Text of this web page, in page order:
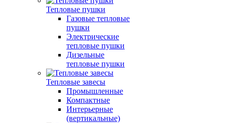
Тепловые пушки
Газовые тепловые
пушки
Электрические
тепловые пушки
Дизельные
тепловые пушки
Тепловые завесы
Промышленные
Компактные
Интерьерные
(вертикальные)